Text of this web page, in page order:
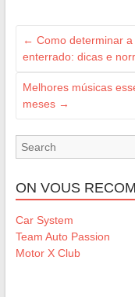
← Como determinar
enterrado: dicas e
Melhores músicas
meses →
ON VOUS
Car System
Team Auto Passion
Motor X Club